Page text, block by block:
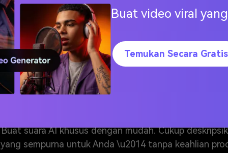
Suara Laut
Efek Suara Laut
suara AI khusus dengan mudah. Cukup
sempurna untuk Anda \u2014 tanpa keahlian
Buat video viral
Temukan Secara Gratis